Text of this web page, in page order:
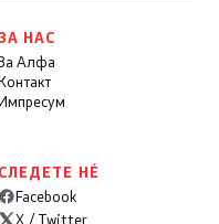
НАС
Алфа
СЛЕДЕТЕ НÉ
Facebook
X / Twitter